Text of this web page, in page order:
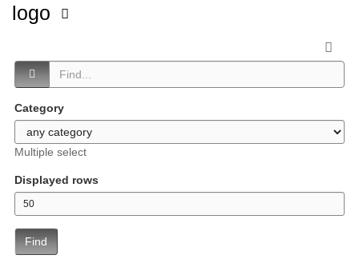
logo
Category
Multiple select
Displayed rows
Find